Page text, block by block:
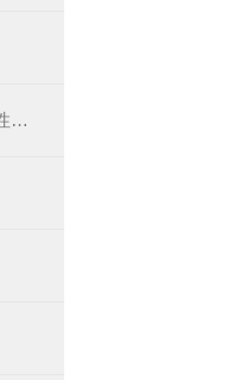
合成切削液单片、叠片防锈性测定仪